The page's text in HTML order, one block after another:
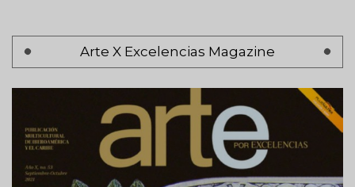
Arte X Excelencias Magazine
Pagination
page
Siguiente >